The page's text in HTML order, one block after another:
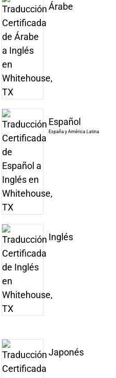
Árabe
Español
España y América Latina
Inglés
Japonés